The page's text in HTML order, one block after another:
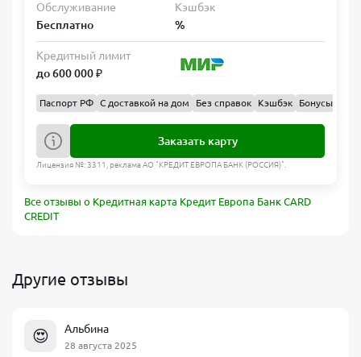
Обслуживание
Бесплатно
Кэшбэк
%
Кредитный лимит
до 600 000 ₽
Паспорт РФ С доставкой на дом Без справок Кэшбэк Бонусы
Заказать карту
Лицензия №: 3311, реклама АО "КРЕДИТ ЕВРОПА БАНК (РОССИЯ)".
Все отзывы о Кредитная карта Кредит Европа Банк CARD
CREDIT
Другие отзывы
😍 Альбина
28 августа 2025